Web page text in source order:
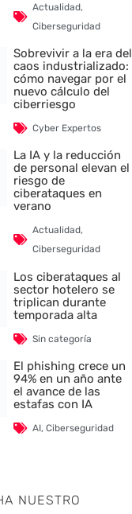
Actualidad,
Ciberseguridad
Sobrevivir a la era del
caos industrializado:
cómo navegar por el
nuevo cálculo del
ciberriesgo
Cyber Expertos
La IA y la reducción
de personal elevan el
riesgo de
ciberataques en
verano
Actualidad,
Ciberseguridad
Los ciberataques al
sector hotelero se
triplican durante
temporada alta
Sin categoría
El phishing crece un
94% en un año ante
el avance de las
estafas con IA
AI,Ciberseguridad
NUESTRO